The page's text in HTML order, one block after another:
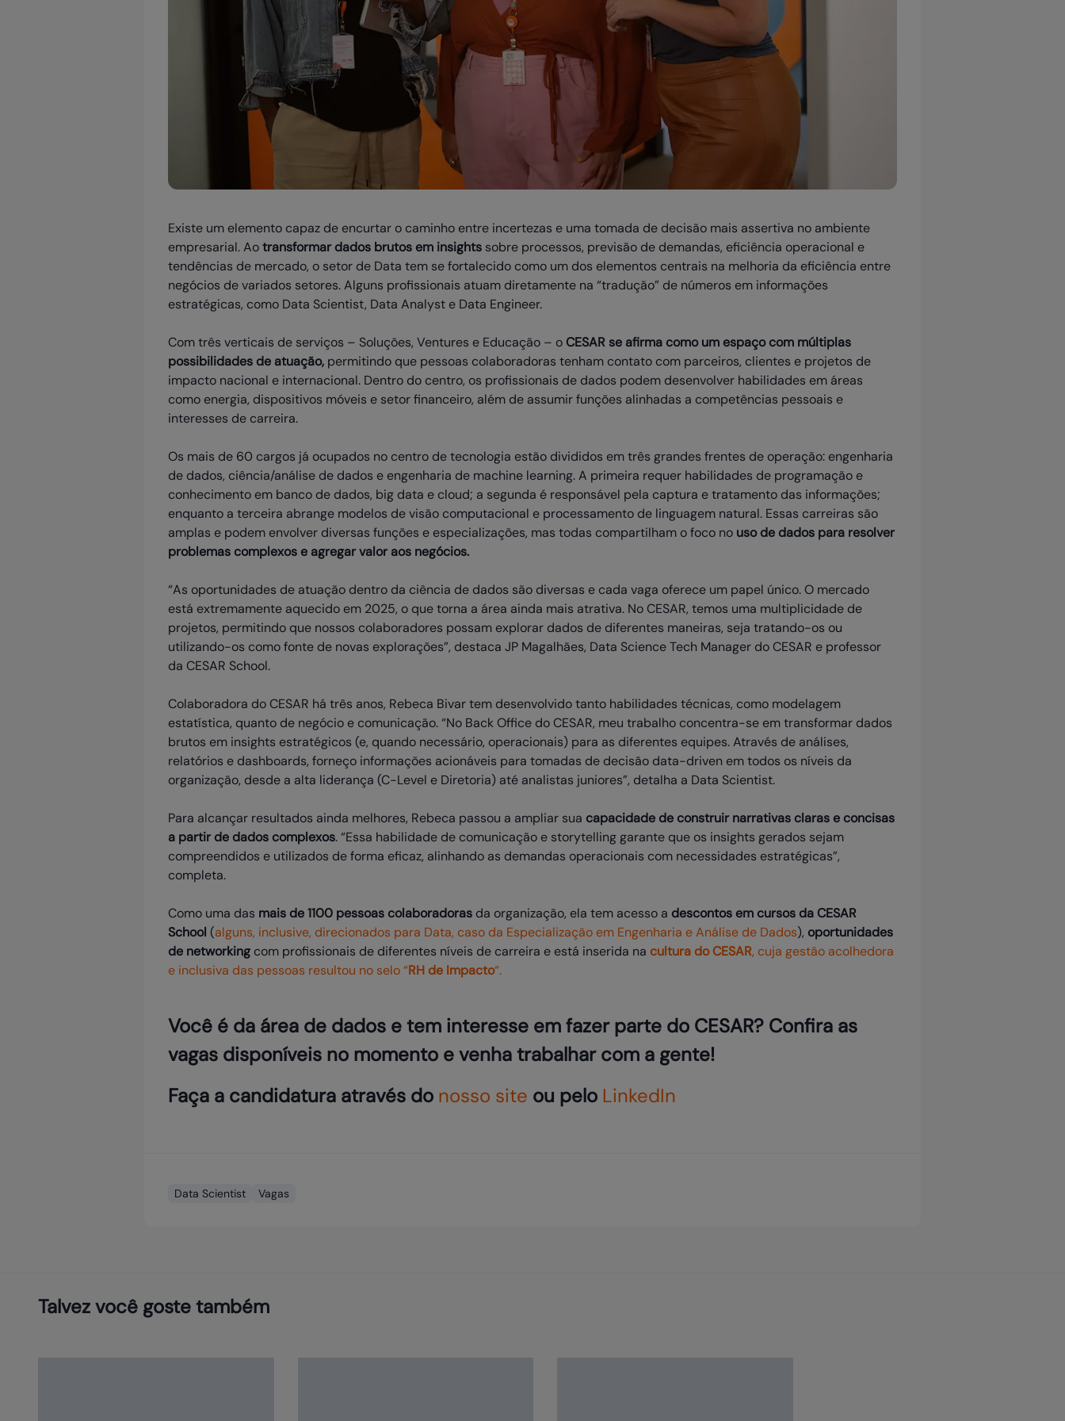
Existe um elemento capaz de encurtar o caminho entre incertezas e uma tomada de decisão mais assertiva no ambiente
empresarial. Aotransformar dados brutos em insights sobre processos, previsão de demandas, eficiência operacional e
tendências de mercado, o setor de Data tem se fortalecido como um dos elementos centrais na melhoria da eficiência entre
negócios de variados setores. Alguns profissionais atuam diretamente na “tradução” de números em informações
estratégicas, como Data Scientist, Data Analyst e Data Engineer.
Com três verticais de serviços – Soluções, Ventures e Educação – o CESAR se afirma como um espaço com múltiplas
possibilidades de atuação, permitindo que pessoas colaboradoras tenham contato com parceiros, clientes e projetos de
impacto nacional e internacional. Dentro do centro, os profissionais de dados podem desenvolver habilidades em áreas
como energia, dispositivos móveis e setor financeiro, além de assumir funções alinhadas a competências pessoais e
interesses de carreira.
Os mais de 60 cargos já ocupados no centro de tecnologia estão divididos em três grandes frentes de operação: engenharia
de dados, ciência/análise de dados e engenharia de machine learning. A primeira requer habilidades de programação e
conhecimento em banco de dados, big data e cloud; a segunda é responsável pela captura e tratamento das informações;
enquanto a terceira abrange modelos de visão computacional e processamento de linguagem natural. Essas carreiras são
amplas e podem envolver diversas funções e especializações, mas todas compartilham o foco no uso de dados para resolver
problemas complexos e agregar valor aos negócios.
“As oportunidades de atuação dentro da ciência de dados são diversas e cada vaga oferece um papel único. O mercado
está extremamente aquecido em 2025, o que torna a área ainda mais atrativa. No CESAR, temos uma multiplicidade de
projetos, permitindo que nossos colaboradores possam explorar dados de diferentes maneiras, seja tratando-os ou
utilizando-os como fonte de novas explorações”, destaca JP Magalhães, Data Science Tech Manager do CESAR e professor
da CESAR School.
Colaboradora do CESAR há três anos, Rebeca Bivar tem desenvolvido tanto habilidades técnicas, como modelagem
estatística, quanto de negócio e comunicação. “No Back Office do CESAR, meu trabalho concentra-se em transformar dados
brutos em insights estratégicos (e, quando necessário, operacionais) para as diferentes equipes. Através de análises,
relatórios e dashboards, forneço informações acionáveis para tomadas de decisão data-driven em todos os níveis da
organização, desde a alta liderança (C-Level e Diretoria) até analistas juniores”, detalha a Data Scientist.
Para alcançar resultados ainda melhores, Rebeca passou a ampliar sua capacidade de construir narrativas claras e concisas
a partir de dados complexos. “Essa habilidade de comunicação e storytelling garante que os insights gerados sejam
compreendidos e utilizados de forma eficaz, alinhando as demandas operacionais com necessidades estratégicas”,
completa.
Como uma das mais de 1100 pessoas colaboradoras da organização, ela tem acesso a descontos em cursos da CESAR
School (alguns, inclusive, direcionados para Data, caso da Especialização em Engenharia e Análise de Dados), oportunidades
de networking com profissionais de diferentes níveis de carreira e está inserida na cultura do CESAR, cuja gestão acolhedora
e inclusiva das pessoas resultou no selo “RH de Impacto“.
Você é da área de dados e tem interesse em fazer parte do CESAR? Confira as
vagas disponíveis no momento e venha trabalhar com a gente!
Faça a candidatura através do nosso site ou pelo LinkedIn
Data Scientist Vagas
Talvez você goste também